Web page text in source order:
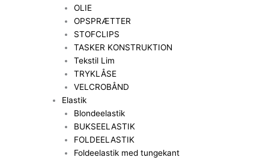
OLIE
OPSPRÆTTER
STOFCLIPS
TASKER KONSTRUKTION
Tekstil Lim
TRYKLÅSE
VELCROBÅND
Elastik
Blondeelastik
BUKSEELASTIK
FOLDEELASTIK
Foldeelastik med tungekant